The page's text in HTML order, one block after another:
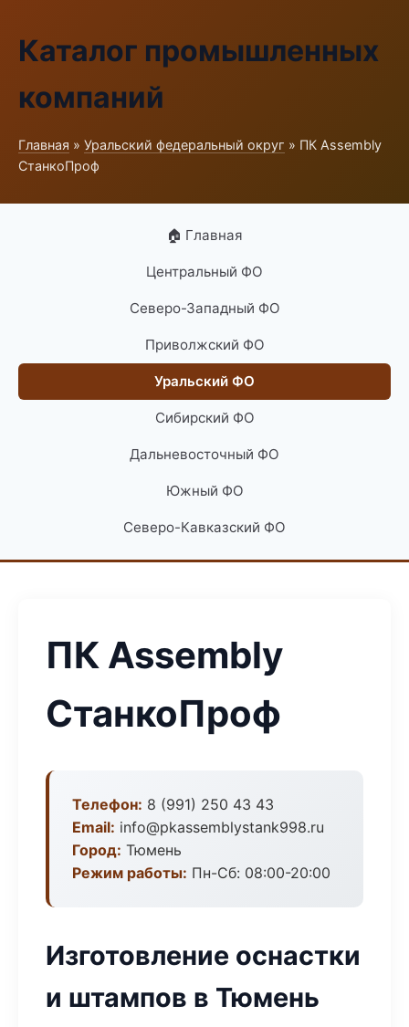
Каталог промышленных
компаний
Главная » Уральский федеральный округ » ПК Assembly
СтанкоПроф
🏠 Главная
Центральный ФО
Северо-Западный ФО
Приволжский ФО
Уральский ФО
Сибирский ФО
Дальневосточный ФО
Южный ФО
Северо-Кавказский ФО
ПК Assembly
СтанкоПроф
Телефон: 8 (991) 250 43 43
Email: info@pkassemblystank998.ru
Город: Тюмень
Режим работы: Пн-Сб: 08:00-20:00
Изготовление оснастки
и штампов в Тюмень